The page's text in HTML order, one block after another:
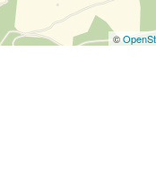
©